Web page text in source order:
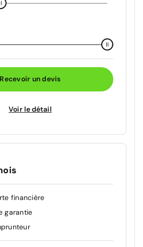
Recevoir un devis
Voir le détail
financière
garantie